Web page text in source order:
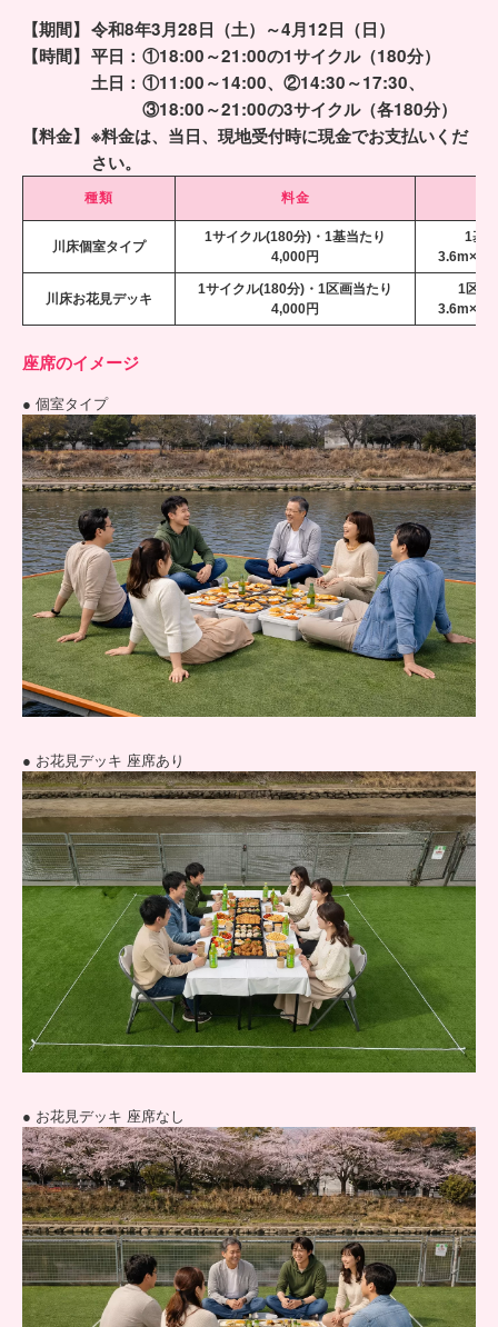
【期間】 令和8年3月28日（土） ～4月12日（日）
【時間】 平日： ①18:00～21:00の1サイクル（180分）
土日： ①11:00～14:00、 ②14:30～17:30、
③18:00～21:00の3サイクル（各180分）
【料金】 ※料金は、当日、現地受付時に現金でお支払いくだ
さい。
種類 料金
川床個室タイプ
1サイクル(180分)・1基当たり
4,000円
1基
川床お花見デッキ
1サイクル(180分)・1区画当たり
4,000円
1区画
座席のイメージ
● 個室タイプ
● お花見デッキ 座席あり
● お花見デッキ 座席なし